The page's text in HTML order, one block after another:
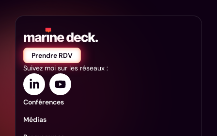
Prendre RDV
Suivez moi sur les réseaux :
Conférences
Médias